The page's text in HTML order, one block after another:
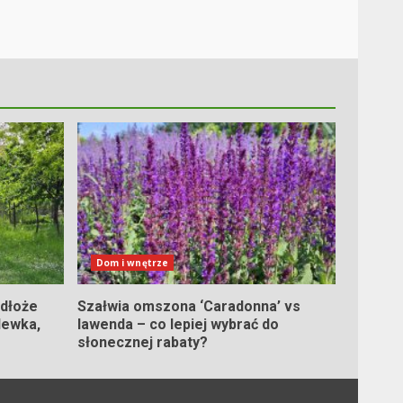
Dom i wnętrze
Szałwia omszona ‘Caradonna’ vs
lawenda – co lepiej wybrać do
słonecznej rabaty?